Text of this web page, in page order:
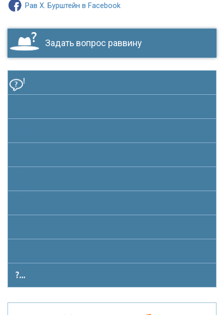
Рав Х. Бурштейн в Facebook
Задать вопрос раввину